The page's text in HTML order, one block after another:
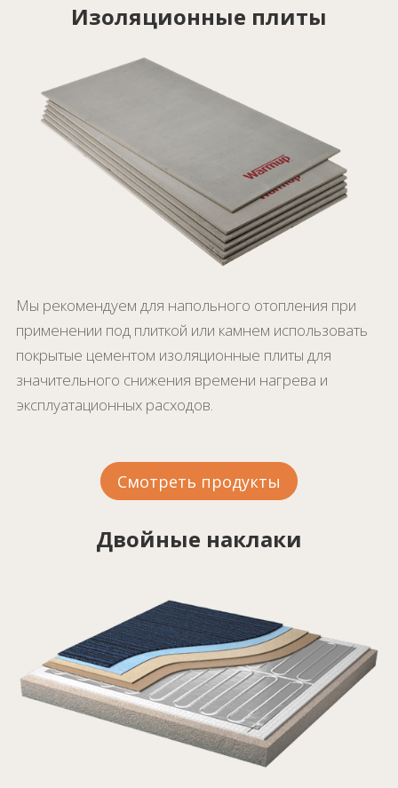
Изоляционные плиты
Мы рекомендуем для напольного отопления при
применении под плиткой или камнем использовать
покрытые цементом изоляционные плиты для
значительного снижения времени нагрева и
эксплуатационных расходов.
Смотреть продукты
Двойные наклаки